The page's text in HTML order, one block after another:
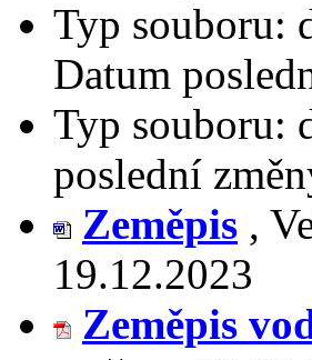
Typ souboru:
Datum
Typ souboru:
poslední
Zeměpis ,
19.12.2023
Zeměpis